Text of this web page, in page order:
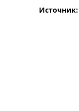
Источник: